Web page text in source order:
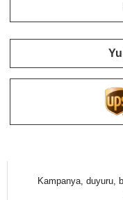
Kampanya, duyuru,